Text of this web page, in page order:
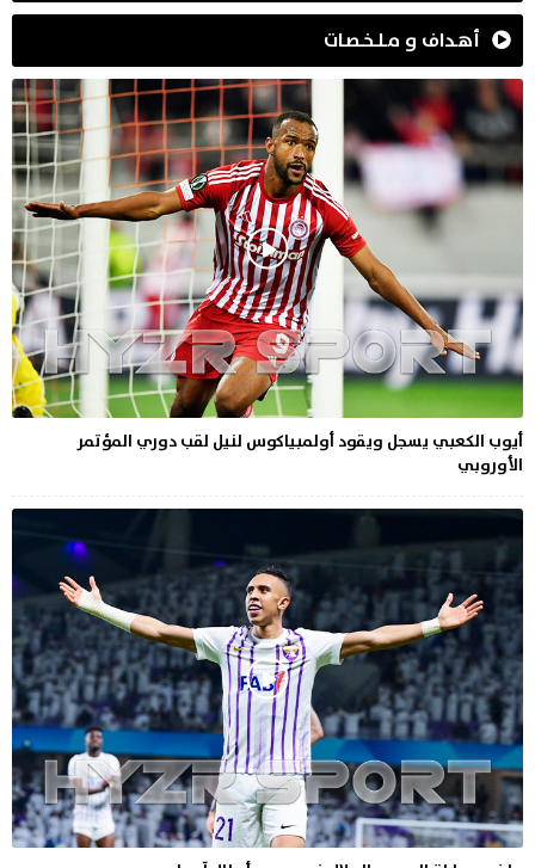
أهـداف و مـلـخـصـات
أيوب الكعبي يسجل ويقود أولمبياكوس لنيل لقب دوري المؤتمر
الأوروبي